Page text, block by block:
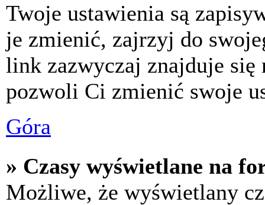
Twoje ustawienia są
je zmienić, zajrzyj do
link zazwyczaj znajduje się
pozwoli Ci zmienić swoje
Góra
» Czasy wyświetlane na
Możliwe, że wyświetlany